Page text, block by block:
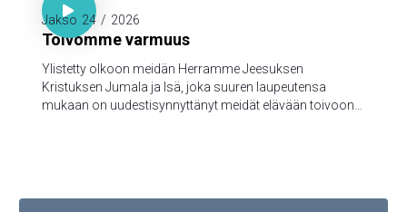

Jakso 24 / 2026
Toivomme varmuus
Ylistetty olkoon meidän Herramme Jeesuksen
Kristuksen Jumala ja Isä, joka suuren laupeutensa
mukaan on uudestisynnyttänyt meidät elävään toivoon
kautta varjellutte pelastukseen, joka on valmis